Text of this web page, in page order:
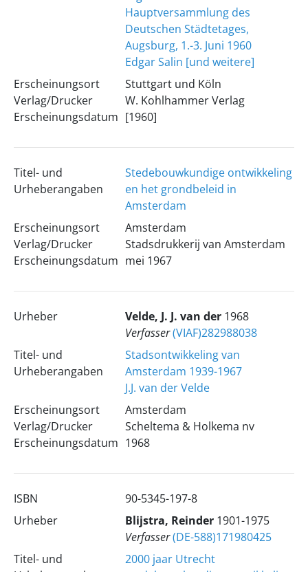
Hauptversammlung des
Deutschen Städtetages,
Augsburg, 1.-3. Juni 1960
Edgar Salin [und weitere]
Erscheinungsort
Verlag/Drucker
Erscheinungsdatum
Stuttgart und Köln
W. Kohlhammer Verlag
[1960]
Titel- und
Urheberangaben
Stedebouwkundige ontwikkeling
en het grondbeleid in
Amsterdam
Erscheinungsort
Verlag/Drucker
Erscheinungsdatum
Amsterdam
Stadsdrukkerij van Amsterdam
mei 1967
Urheber Velde, J. J. van der 1968
Verfasser(VIAF)282988038
Titel- und
Urheberangaben
Stadsontwikkeling van
Amsterdam 1939-1967
J.J. van der Velde
Erscheinungsort
Verlag/Drucker
Erscheinungsdatum
Amsterdam
Scheltema & Holkema nv
1968
ISBN
90-5345-197-8
Urheber
Blijstra, Reinder 1901-1975
Verfasser(DE-588)171980425
Titel- und
2000 jaar Utrecht